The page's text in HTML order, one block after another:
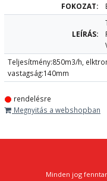
FOKOZAT:
LEÍRÁS:
Teljesítmény:850m3/h,
vastagság:140mm
rendelésre
Megnyitás a webshopban
Minden jog